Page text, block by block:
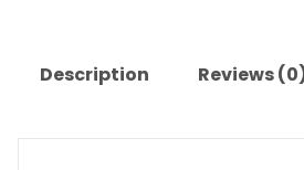
Description Reviews